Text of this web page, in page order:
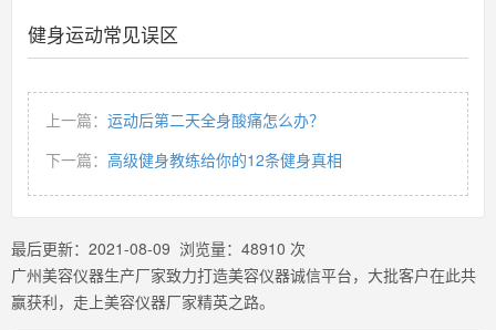
健身运动常见误区
上一篇： 运动后第二天全身酸痛怎么办？
下一篇： 高级健身教练给你的12条健身真相
最后更新： 2021-08-09 浏览量： 48910 次
广州美容仪器生产厂家致力打造美容仪器诚信平台，大批客户在此共
赢获利，走上美容仪器厂家精英之路。